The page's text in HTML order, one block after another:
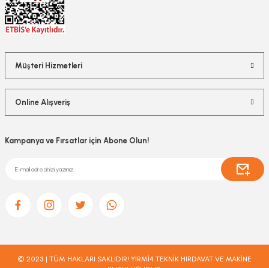
Müşteri Hizmetleri
Online Alışveriş
Kampanya ve Fırsatlar için Abone Olun!
© 2023 | TÜM HAKLARI SAKLIDIR! YİRMİ4 TEKNİK HIRDAVAT VE MAKİNE